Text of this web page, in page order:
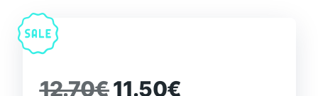
12.70€11.50€